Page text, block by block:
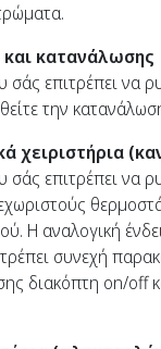
κατανάλωσης
επιτρέπει να
την
χειριστήρια
σάς επιτρέπει να
Η αναλογική
συνεχή
διακόπτη on/off